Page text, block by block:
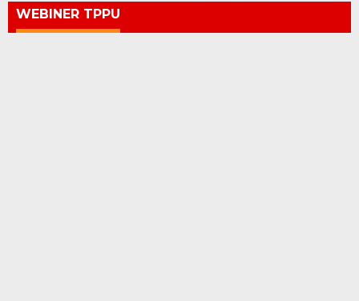
WEBINER TPPU